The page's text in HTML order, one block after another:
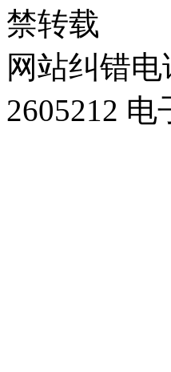
禁转载
网站纠错
2605212 电